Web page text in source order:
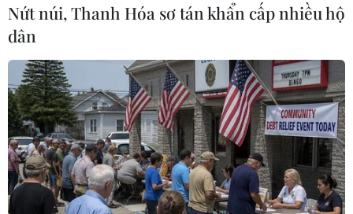
#Chu Văn An
#Chuyên Hà Nội-Amsterdam
#Chương trình đào tạo song bằng
#Kỳ thi tuyển sinh vào lớp 10
TP. Hà Nội
Nứt núi, Thanh Hóa sơ tán khẩn cấp nhiều hộ
dân